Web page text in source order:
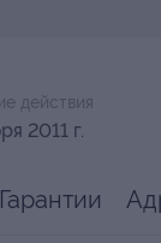
действия
2011 г.
Гарантии